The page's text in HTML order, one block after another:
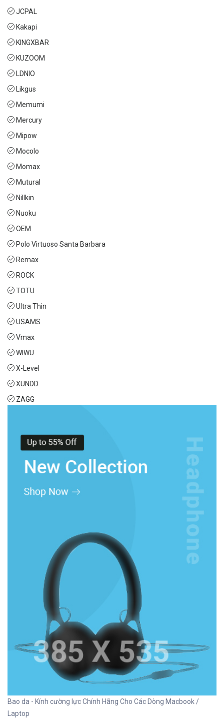
JCPAL
Kakapi
KINGXBAR
KUZOOM
LDNIO
Likgus
Memumi
Mercury
Mipow
Mocolo
Momax
Mutural
Nillkin
Nuoku
OEM
Polo Virtuoso Santa Barbara
Remax
ROCK
TOTU
Ultra Thin
USAMS
Vmax
WIWU
X-Level
XUNDD
ZAGG
Bao da - Kính cường lực Chính Hãng Cho Các Dòng Macbook /
Laptop